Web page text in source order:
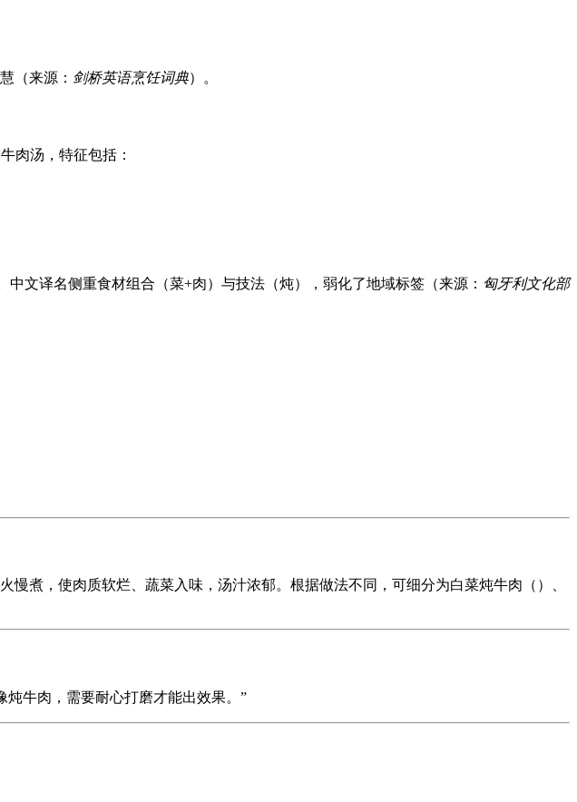
（来源： 剑桥英语烹饪词典）。
肉汤，特征包括：
文译名侧重食材组合（菜+肉）与技法（炖），弱化了地域标签（来源： 匈牙利文化部
煮，使肉质软烂、蔬菜入味，汤汁浓郁。根据做法不同，可细分为白菜炖牛肉（）、
炖牛肉，需要耐心打磨才能出效果。”